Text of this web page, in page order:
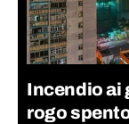
Incendio ai
rogo